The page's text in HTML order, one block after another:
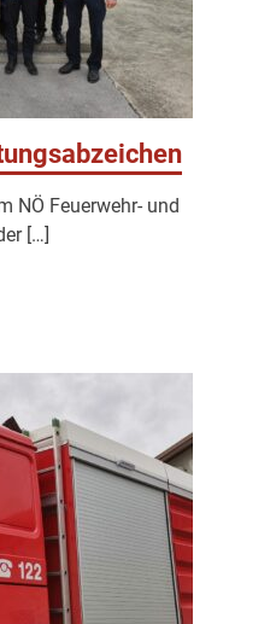
NÖ Feuerwehr- und
[…]